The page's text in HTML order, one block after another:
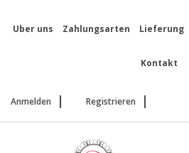
Uber uns Zahlungsarten Lieferung
Kontakt
Anmelden Registrieren